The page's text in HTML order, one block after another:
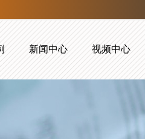
新闻中心 视频中心